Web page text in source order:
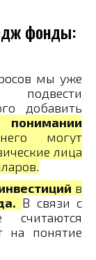
фонды:
мы уже
добавить
понимании
могут
лица
в
В связи с
на понятие